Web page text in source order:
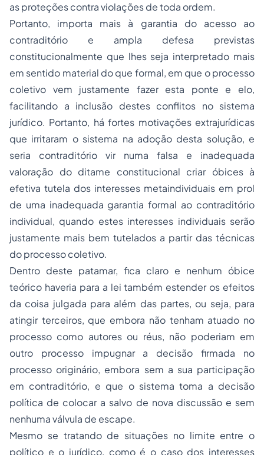
as proteções contra violações de toda ordem.
Portanto, importa mais à garantia do acesso ao
contraditório e ampla defesa previstas
constitucionalmente que lhes seja interpretado mais
em sentido material do que formal, em que oprocesso
coletivo vem justamente fazer esta ponte e elo,
facilitando a inclusão destes conflitos no sistema
jurídico. Portanto, há fortes motivações extrajurídicas
que irritaram o sistema na adoçãodesta solução, e
seria contraditório vir numa falsa e inadequada
valoração do ditame constitucional criar óbices à
efetiva tutela dos interesses metaindividuais em prol
de uma inadequada garantia formal ao contraditório
individual, quando estes interesses individuais serão
justamente mais bem tutelados a partir das técnicas
do processo coletivo.
Dentro deste patamar, fica claro e nenhum óbice
teórico haveria para a lei também estender os efeitos
da coisa julgada para além das partes, ou seja, para
atingir terceiros, que embora não tenham atuado no
processo como autores ou réus, não poderiam em
outro processo impugnar a decisão firmada no
processo originário, embora sem a sua participação
em contraditório, e que o sistema toma a decisão
política de colocar a salvo de nova discussão e sem
nenhuma válvula de escape.
Mesmo se tratando de situações no limite entre o
político e o jurídico, como é o caso dos interesses